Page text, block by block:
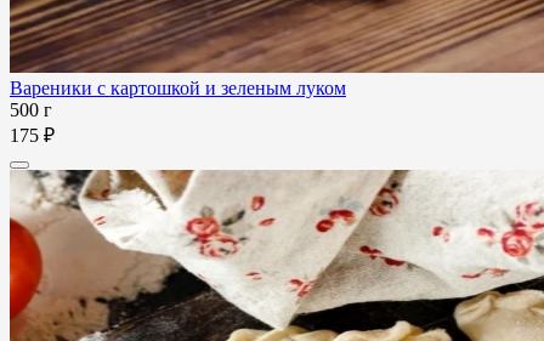
Вареники с картошкой и зеленым луком
500 г
175 ₽